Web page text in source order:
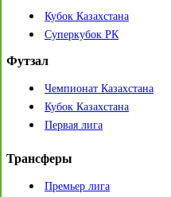
Кубок Казахстана
Суперкубок РК
Футзал
Чемпионат Казахстана
Кубок Казахстана
Первая лига
Трансферы
Премьер лига